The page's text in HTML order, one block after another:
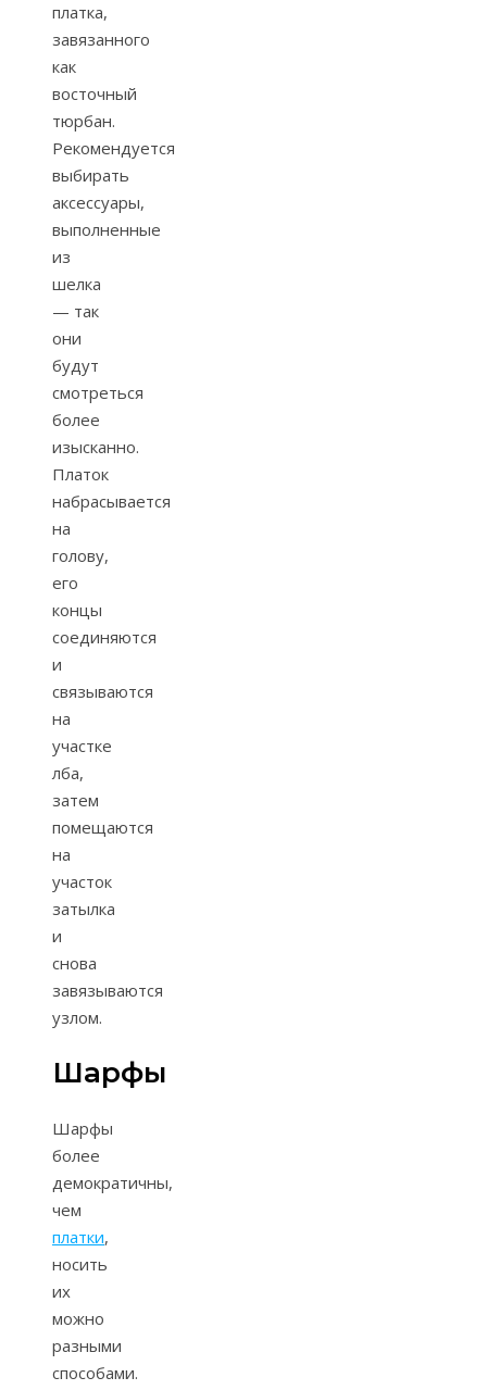
платка,
завязанного
как
восточный
тюрбан.
Рекомендуется
выбирать
аксессуары,
выполненные
из
шелка
— так
они
будут
смотреться
более
изысканно.
Платок
набрасывается
на
голову,
его
концы
соединяются
и
связываются
на
участке
лба,
затем
помещаются
на
участок
затылка
и
снова
завязываются
узлом.
Шарфы
Шарфы
более
демократичны,
чем
платки,
носить
их
можно
разными
способами.